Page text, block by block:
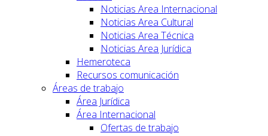
Noticias Area Internacional
Noticias Area Cultural
Noticias Area Técnica
Noticias Area Jurídica
Hemeroteca
Recursos comunicación
Áreas de trabajo
Área Jurídica
Área Internacional
Ofertas de trabajo